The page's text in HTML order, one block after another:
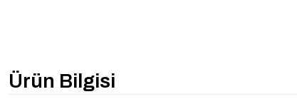
Ürün Bilgisi